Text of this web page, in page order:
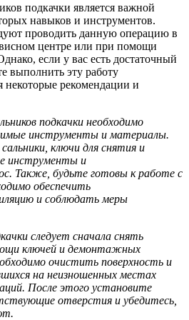
подкачки является важной
навыков и инструментов.
проводить данную операцию в
центре или при помощи
если у вас есть достаточный
выполнить эту работу
некоторые рекомендации и
подкачки необходимо
инструменты и материалы.
ключи для снятия и
инструменты и
Также, будьте готовы к работе с
обеспечить
и соблюдать меры
следует сначала снять
ключей и демонтажных
очистить поверхность и
на неизношенных местах
После этого установите
отверстия и убедитесь,